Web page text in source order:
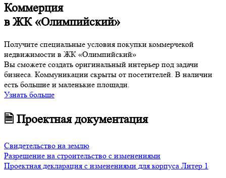
Коммерция
в ЖК «Олимпийский»
Получите специальные условия покупки коммерчекой
недвижимости в ЖК «Олимпийский»
Вы сможете создать оригинальный интерьер под задачи
бизнеса. Коммуникации скрыты от посетителей. В наличии
есть большие и маленькие площади.
Узнать больше
🗎 Проектная документация
Свидетельство на землю
Разрешение на строительство с изменениями
Проектная декларация с изменениями для корпуса Литер 1